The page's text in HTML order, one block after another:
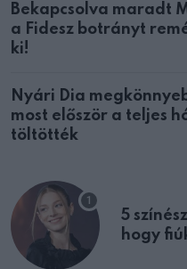
Bekapcsolva maradt
a Fidesz botrányt
ki!
Nyári Dia
most először a teljes
töltötték
5
hogy